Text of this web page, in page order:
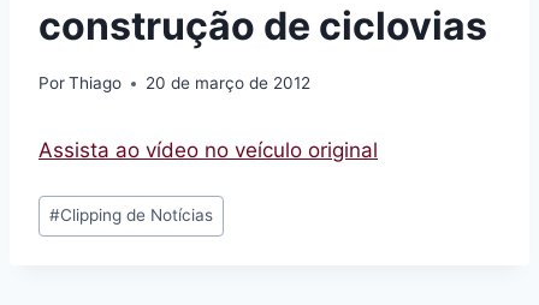
construção de ciclovias
PorThiago 20 de março de 2012
Assista ao vídeo no veículo original
Tags
do
#Clipping de Notícias